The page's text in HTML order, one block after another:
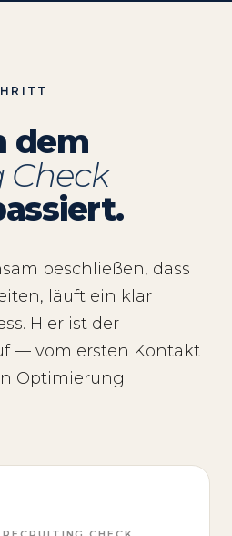
dem
Check
beschließen, dass
läuft ein klar
Hier ist der
— vom ersten Kontakt
Optimierung.